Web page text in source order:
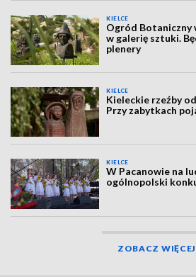
KIELCE
Ogród Botaniczny
w galerię sztuki.
plenery
KIELCE
Kieleckie rzeźby
Przy zabytkach
KIELCE
W Pacanowie na
ogólnopolski
ZOBACZ WIĘCEJ